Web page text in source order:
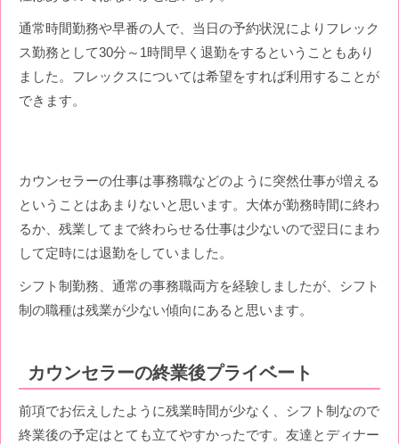
通常時間勤務や早番の人で、当日の予約状況によりフレック
ス勤務として30分～1時間早く退勤をするということもあり
ました。フレックスについては希望をすれば利用することが
できます。
カウンセラーの仕事は事務職などのように突然仕事が増える
ということはあまりないと思います。大体が勤務時間に終わ
るか、残業してまで終わらせる仕事は少ないので翌日にまわ
して定時には退勤をしていました。
シフト制勤務、通常の事務職両方を経験しましたが、シフト
制の職種は残業が少ない傾向にあると思います。
カウンセラーの終業後プライベート
前項でお伝えしたように残業時間が少なく、シフト制なので
終業後の予定はとても立てやすかったです。友達とディナー